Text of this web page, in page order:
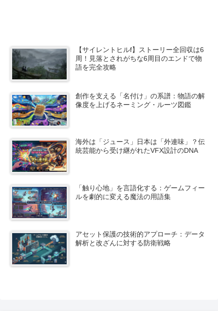
【サイレントヒルf】ストーリー全回収は6
周！見落とされがちな6周目のエンドで物
語を完全攻略
創作を支える「名付け」の系譜：物語の解
像度を上げるネーミング・ルーツ図鑑
海外は「ジュース」日本は「外連味」？伝
統芸能から受け継がれたVFX設計のDNA
「触り心地」を言語化する：ゲームフィー
ルを劇的に変える魔法の用語集
アセット保護の技術的アプローチ：データ
解析と改ざんに対する防衛戦略